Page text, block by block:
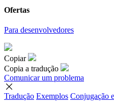
Ofertas
Para desenvolvedores
Copiar
Copia a tradução
Comunicar um problema
Tradução Exemplos Conjugação